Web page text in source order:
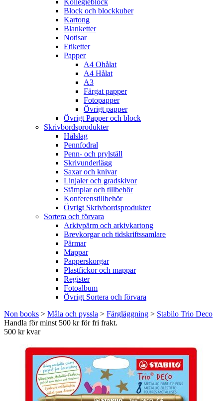
Kollegieblock
Block och blockkuber
Kartong
Blanketter
Notisar
Etiketter
Papper
A4 Ohålat
A4 Hålat
A3
Färgat papper
Fotopapper
Övrigt papper
Övrigt Papper och block
Skrivbordsprodukter
Hålslag
Pennfodral
Penn- och prylställ
Skrivunderlägg
Saxar och knivar
Linjaler och gradskivor
Stämplar och tillbehör
Konferenstillbehör
Övrigt Skrivbordsprodukter
Sortera och förvara
Arkivpärm och arkivkartong
Brevkorgar och tidskriftssamlare
Pärmar
Mappar
Papperskorgar
Plastfickor och mappar
Register
Fotoalbum
Övrigt Sortera och förvara
Non books > Måla och pyssla > Färgläggning > Stabilo Trio Deco
Handla för minst 500 kr för fri frakt.
500 kr kvar